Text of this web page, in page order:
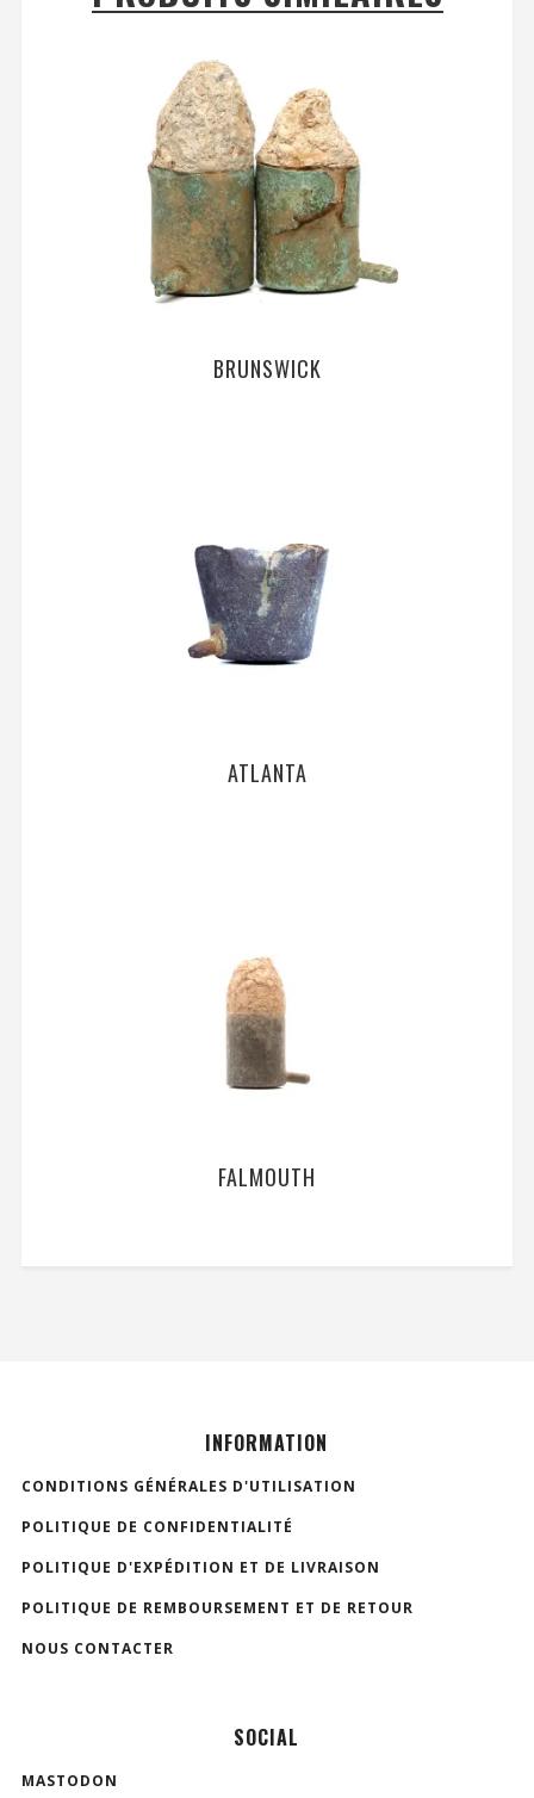
BRUNSWICK
ATLANTA
FALMOUTH
INFORMATION
CONDITIONS GÉNÉRALES D'UTILISATION
POLITIQUE DE CONFIDENTIALITÉ
POLITIQUE D'EXPÉDITION ET DE LIVRAISON
POLITIQUE DE REMBOURSEMENT ET DE RETOUR
NOUS CONTACTER
SOCIAL
MASTODON